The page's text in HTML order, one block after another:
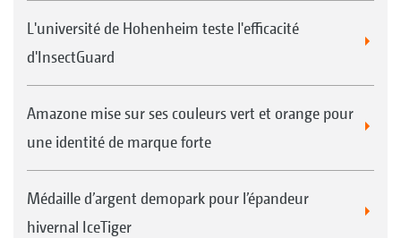
Le pare-pierres intégré protège la face avant de la
benne des impacts causés par le ramassage de pierres
L'université de Hohenheim teste l'efficacité
d'InsectGuard
Amazone mise sur ses couleurs vert et orange pour
une identité de marque forte
Médaille d’argent demopark pour l’épandeur
hivernal IceTiger